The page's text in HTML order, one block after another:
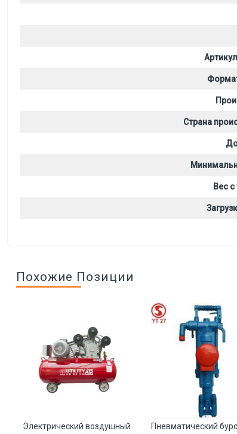
Страна
Вес
Похожие Позиции
Электрический воздушный
Пневматический